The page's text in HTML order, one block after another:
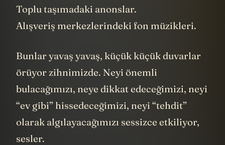
Toplu taşımadaki anonslar.
Alışveriş merkezlerindeki fon müzikleri.
Bunlar yavaş yavaş, küçük küçük duvarlar
örüyor zihnimizde. Neyi önemli
bulacağımızı, neye dikkat edeceğimizi, neyi
“ev gibi” hissedeceğimizi, neyi “tehdit”
olarak algılayacağımızı sessizce etkiliyor,
sesler.